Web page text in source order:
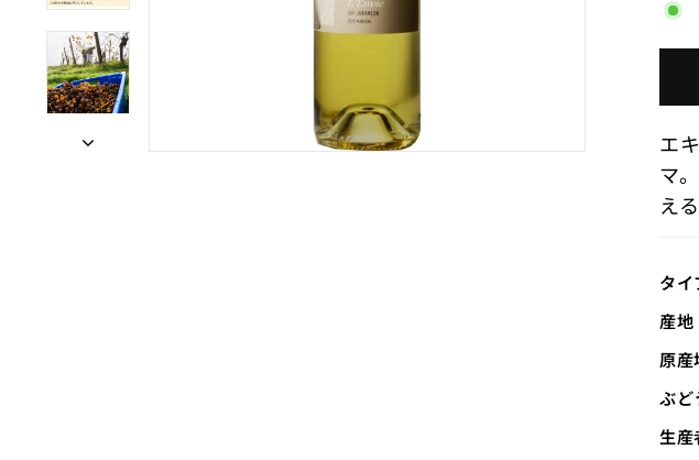
価
格
（
エ
マ
え
タイ
産地
原産
ぶど
生産